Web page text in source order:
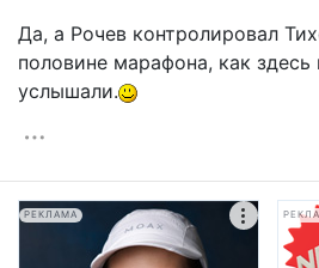
Да, а Рочев контролировал
половине марафона, как
услышали.
РЕКЛАМА